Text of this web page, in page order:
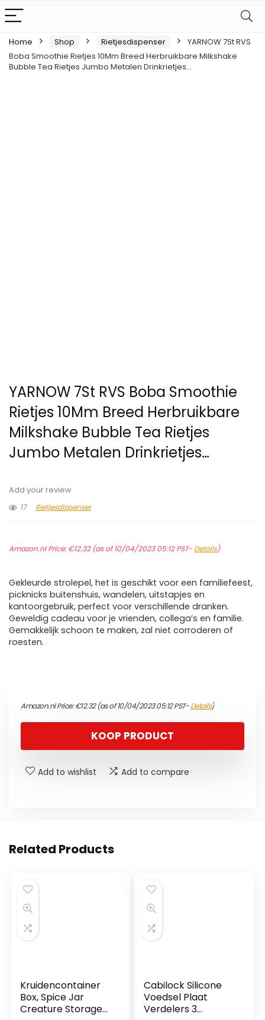
Home Shop Rietjesdispenser
YARNOW 7St RVS
Boba Smoothie Rietjes 10Mm Breed Herbruikbare Milkshake
Bubble Tea Rietjes Jumbo Metalen Drinkrietjes…
YARNOW 7St RVS Boba Smoothie
Rietjes 10Mm Breed Herbruikbare
Milkshake Bubble Tea Rietjes
Jumbo Metalen Drinkrietjes…
Add your review
17
Rietjesdispenser
Amazon.nl Price:€12.32(as of 10/04/2023 05:12 PST- Details)
Gekleurde strolepel, het is geschikt voor een familiefeest,
picknicks buitenshuis, wandelen, uitstapjes en
kantoorgebruik, perfect voor verschillende dranken.
Geweldig cadeau voor je vrienden, collega’s en familie.
Gemakkelijk schoon te maken, zal niet corroderen of
roesten.
Amazon.nl Price:€12.32(as of 10/04/2023 05:12 PST-Details)
KOOP PRODUCT
Add to wishlist Add to compare
Related Products
Kruidencontainer
Box, Spice Jar
Creature Storage
Cabilock Silicone
Voedsel Plaat
Verdelers 3